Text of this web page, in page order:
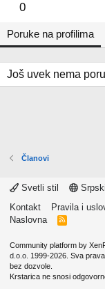
0
Poruke na profilima
Još uvek nema
Članovi
Svetli stil
Srpski
Kontakt
Pravila i
Naslovna
R
Community platform by
d.o.o. 1999-2026. Sva
bez dozvole.
Krstarica ne snosi